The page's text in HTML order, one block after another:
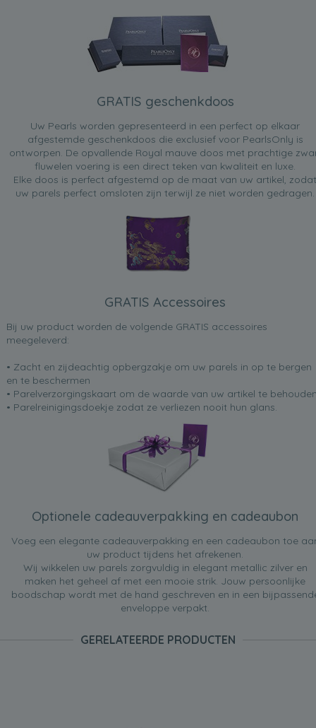
GRATIS geschenkdoos
Uw Pearls worden gepresenteerd in een perfect op elkaar
afgestemde geschenkdoos die exclusief voor PearlsOnly is
ontworpen. De opvallende Royal mauve doos met prachtige
fluwelen voering is een direct teken van kwaliteit en luxe.
Elke doos is perfect afgestemd op de maat van uw artikel, zodat
uw parels perfect omsloten zijn terwijl ze niet worden gedragen.
GRATIS Accessoires
Bij uw product worden de volgende GRATIS accessoires
meegeleverd:
• Zacht en zijdeachtig opbergzakje om uw parels in op te bergen
en te beschermen
• Parelverzorgingskaart om de waarde van uw artikel te
• Parelreinigingsdoekje zodat ze verliezen nooit hun glans.
Optionele cadeauverpakking en cadeaubon
Voeg een elegante cadeauverpakking en een cadeaubon toe
uw product tijdens het afrekenen.
Wij wikkelen uw parels zorgvuldig in elegant metallic zilver en
maken het geheel af met een mooie strik. Jouw persoonlijke
boodschap wordt met de hand geschreven en in een
enveloppe verpakt.
GERELATEERDE PRODUCTEN